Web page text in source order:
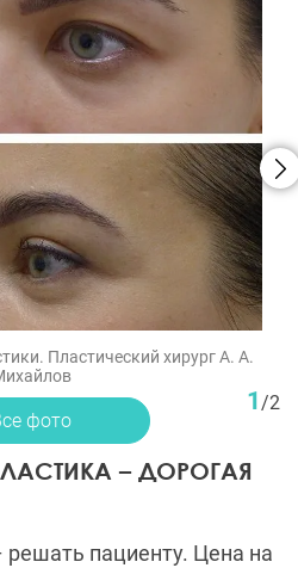
Пластический хирург А. А.
1 /2
фото
– ДОРОГАЯ
пациенту. Цена на